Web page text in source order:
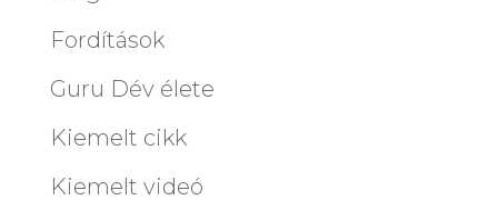
Fordítások
Guru Dév élete
Kiemelt cikk
Kiemelt videó